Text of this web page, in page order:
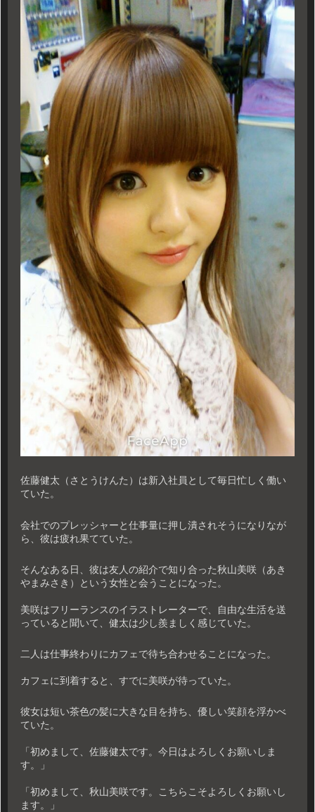
佐藤健太（さとうけんた）は新入社員として毎日忙しく働い
ていた。
会社でのプレッシャーと仕事量に押し潰されそうになりなが
ら、彼は疲れ果てていた。
そんなある日、彼は友人の紹介で知り合った秋山美咲（あき
やまみさき）という女性と会うことになった。
美咲はフリーランスのイラストレーターで、自由な生活を送
っていると聞いて、健太は少し羨ましく感じていた。
二人は仕事終わりにカフェで待ち合わせることになった。
カフェに到着すると、すでに美咲が待っていた。
彼女は短い茶色の髪に大きな目を持ち、優しい笑顔を浮かべ
ていた。
「初めまして、佐藤健太です。今日はよろしくお願いしま
す。」
「初めまして、秋山美咲です。こちらこそよろしくお願いし
ます。」